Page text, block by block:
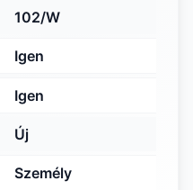
102/W
Igen
Igen
Új
Személy